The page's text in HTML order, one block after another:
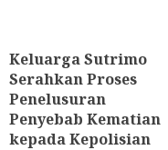
Keluarga Sutrimo
Serahkan Proses
Penelusuran
Penyebab Kematian
kepada Kepolisian